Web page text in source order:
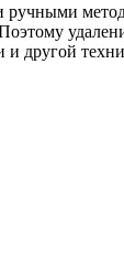
Поэтому
и другой